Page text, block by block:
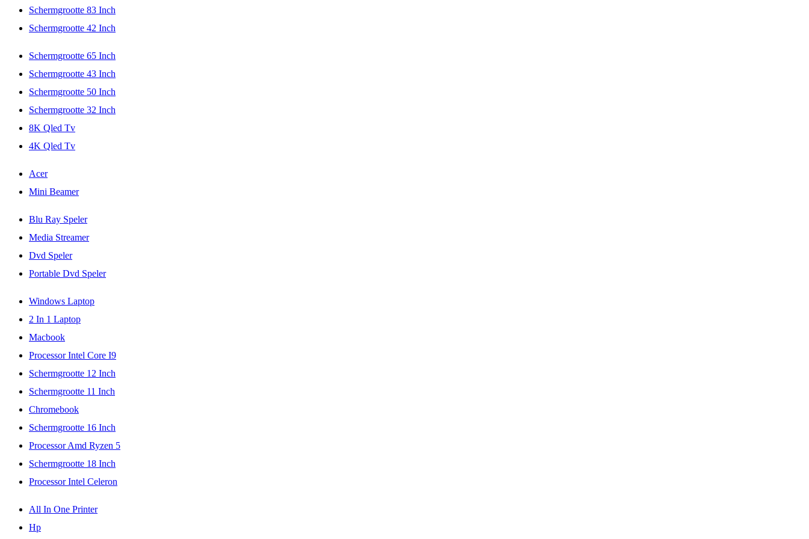
Schermgrootte 83 Inch
Schermgrootte 42 Inch
Schermgrootte 65 Inch
Schermgrootte 43 Inch
Schermgrootte 50 Inch
Schermgrootte 32 Inch
8K Qled Tv
4K Qled Tv
Acer
Mini Beamer
Blu Ray Speler
Media Streamer
Dvd Speler
Portable Dvd Speler
Windows Laptop
2 In 1 Laptop
Macbook
Processor Intel Core I9
Schermgrootte 12 Inch
Schermgrootte 11 Inch
Chromebook
Schermgrootte 16 Inch
Processor Amd Ryzen 5
Schermgrootte 18 Inch
Processor Intel Celeron
All In One Printer
Hp